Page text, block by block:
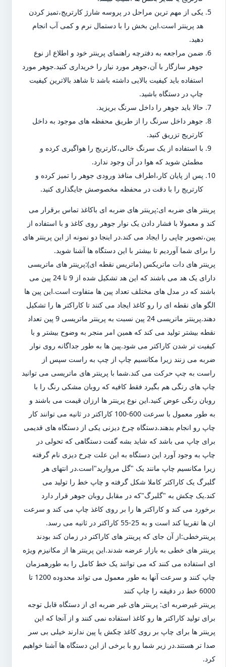
یکی از مهم ترین مراحل در پروسه شارژ کارتریج،تمیز کردن
هد پرینتر است.این بخش را با دستمال نرم و کمی آب انجام
دهید.
ضمن مراجعه به دفترچه راهنمای پرینتر خود و اطلاع از نوع
جوهر سازگار با آن،جوهر مورد نیاز را خریداری کنید.جوهر مورد
استفاده باید کیفیت بالایی داشته باشد تا شاهد بالاترین کیفیت
چاپ در دستگاه باشید.
حالا باید جوهر را داخل سرنگ بریزید.
جوهر داخل سرنگ را از طریق محفظه های موجود به داخل
کارتریج تزریق کنید.
با استفاده از یک سرنگ خالی،کارتریج را هواگیری کرده و
مطمئن شوید که هوا در آن وجود ندارد.
پس از پایان کار،اطراف منافذ ورودی جوهر را تمیز کرده و
کارتریج را با دقت در محفظه مخصوصش جایگذاری کنید.
پرینتر های ضربه ای:پرینتر های ضربه ای باکاغذ تماس برقرار می
کند و معمولا با فشار دادن یک نوار جوهر روی کاغذ و با استفاده از
پین،تصویر چاپی را ایجاد می کند.در اینجا دو نمونه از این پرینتر های
را برای شما آوردیم تا بیشتر با این دستگاه ها آشنا شوید.
پرینتر های دات ماتریکس (ماتریس نقطه ای):پرینتر های ماتریسی
دارای یک هد می باشند که این هد تشکیل شده از 9 تا 24 پین می
باشند که در مدل های مختلف تعداد پین ها متفاوت است.این پین ها
الگو های نقطه ای را رو کاغذ ایجاد می کنند تا کاراکتر ها را تشکیل
دهند.پرینتر ماتریسی 24 پین نسبت به پرینتر ماتریسی 9 پین تعداد
نقطه بیشتر تولید می کند که همین امر منجر به وضوح بیشتر و با
کیفیت تر شدن کاراکتر می شود.پین ها به طور جداگانه روی نوار
ضربه می زنند زیرا مکانسیم چاپ از چپ به راست سپس از
راست به چپ حرکت می کند.شما با پرینتر های ماتریسی می توانید
چاپ های رنگی هم بگیرد فقط کافیه که روبان مشکی رنگ را با
روبان رنگی عوض کنید.این نوع پرینتر ها ارزان قیمت می باشند و
به طور معمول با سرعت 600-100 کاراکتر در ثانیه می توانند کار
چاپ رو انجام بدهند.دستگاه چرخ دیزنی یکی از دستگاه های قدیمی
برای چاپ می باشد که شاید بشه گفت دستگاهی که تحولی در
چاپ به وجود آورد این دستگاه به این علت چرخ دیزی نام گرفته
زیرا مکانسیم چاپ مانند یک "گل مروارید"است.در انتهای هر
گلبرگ یک کاراکتر کاملا شکل گرفته و چاپ خط را تولید می
کند.یک چکش به "گلبرگ"که در مقابل روبان جوهر قرار دارد
برخورد می کند و کاراکتر ها را بر روی کاغذ چاپ می کند و سرعت
ان ها تقریبا کند است و به 25-55 کاراکتر در ثانیه می رسد.
پرینترخطی:از آن جای که پرینتر های کاراکتر در زمان کند بودند
پرینتر های خطی به بازار عرضه شدند.این پرینتر ها از مکانیزم ویژه
ای استفاده می کنند که می توانند یک خط کامل را به طورهمزمان
چاپ کنند و سرعت آنها به طور معمول می تواند محدوده 1200 تا
6000 خط در دقیقه را چاپ کنند
پرینتر غیرضربه ای: پرینتر های غیر ضربه ای از دستگاه قابل توجه
برای تولید کاراکتر ها رو کاغذ استفاده نمی کنند و از آنجا که این
پرینتر ها برای چاپ بر روی کاغذ چکش یا پین ندارند خیلی بی سر
صدا تر هستند.در زیر شما رو با برخی از این دستگاه ها آشنا خواهیم
کرد.